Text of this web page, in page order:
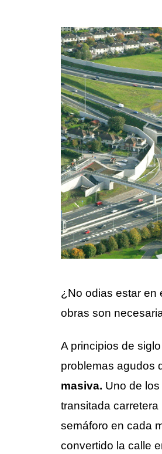
¿No odias estar en
obras son
A principios de siglo
problemas agudos
masiva. Uno de
transitada
semáforo en cada
convertido la calle